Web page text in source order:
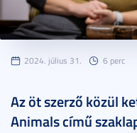
2024. július 31. 6 perc
Az öt szerző közül
Animals című